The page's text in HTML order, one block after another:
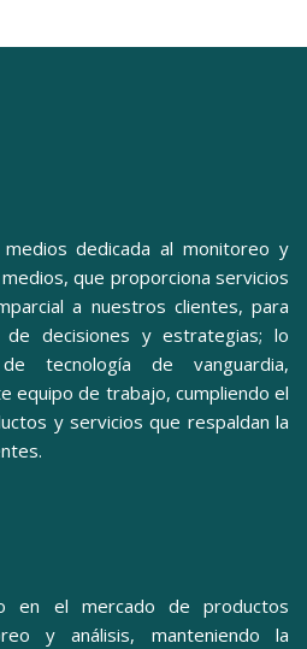
dedicada al monitoreo y
que proporciona servicios
a nuestros clientes, para
decisiones y estrategias; lo
tecnología de vanguardia,
equipo de trabajo, cumpliendo el
y servicios que respaldan la
en el mercado de productos
y análisis, manteniendo la